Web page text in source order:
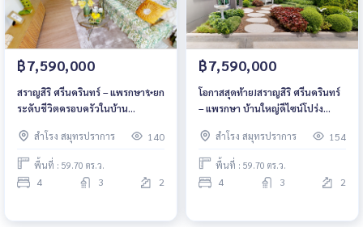
฿7,590,000
สราญสิริ ศรีนครินทร์ – แพรกษา✨ยก
ระดับชีวิตครอบครัวในบ้าน
ในโซนแพรกษา ราคาเริ่มต้น 7.59
ลบ.* 📞 061-6161426 | 065-
4496399 💚 LINE: @wsrcondo
สำโรง สมุทรปราการ 140
พื้นที่ : 59.70 ตร.ว.
4 3 2
฿7,590,000
โอกาสสุดท้าย!สราญสิริ ศรีนครินทร์
– แพรกษา บ้านใหญ่ดีไซน์โปร่ง
เริ่ม 7.59–9.99 ลบ.* 📞 061-
6161426 | 065-4496399 💚 LINE:
@wsrcondo
สำโรง สมุทรปราการ 154
พื้นที่ : 59.70 ตร.ว.
4 3 2